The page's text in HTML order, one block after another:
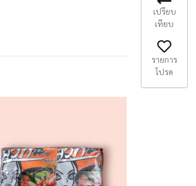
เปรียบ
เทียบ
รายการ
โปรด